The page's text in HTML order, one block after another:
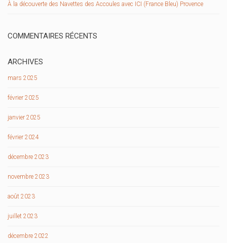
À la découverte des Navettes des Accoules avec ICI (France Bleu) Provence
COMMENTAIRES RÉCENTS
ARCHIVES
mars 2025
février 2025
janvier 2025
février 2024
décembre 2023
novembre 2023
août 2023
juillet 2023
décembre 2022